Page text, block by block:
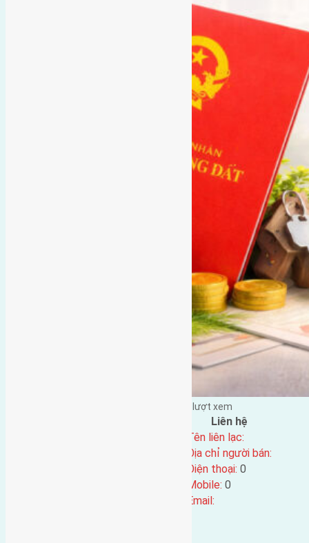
lượt xem
Liên hệ
Tên liên lạc:
Địa chỉ người bán:
Điện thoại: 0
Mobile: 0
Email: